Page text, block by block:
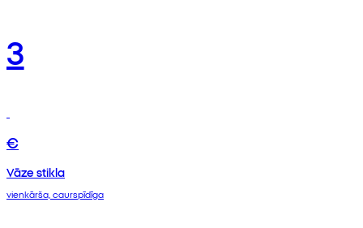
3
€
Vāze stikla
vienkārša, caurspīdīga